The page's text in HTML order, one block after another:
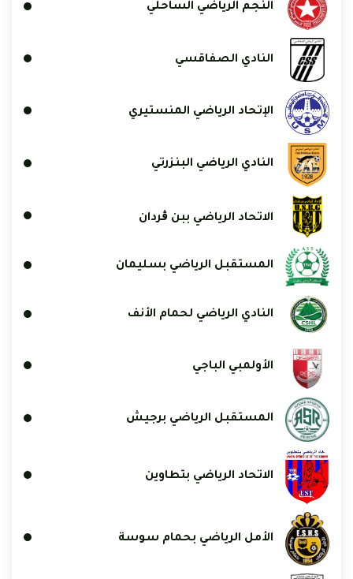
النجم الرياضي الساحلي
النادي الصفاقسي
الإتحاد الرياضي المنستيري
النادي الرياضي البنزرتي
الاتحاد الرياضي ببن ڨردان
المستقبل الرياضي بسليمان
النادي الرياضي لحمام الأنف
الأولمبي الباجي
المستقبل الرياضي برجيش
الاتحاد الرياضي بتطاوين
الأمل الرياضي بحمام سوسة